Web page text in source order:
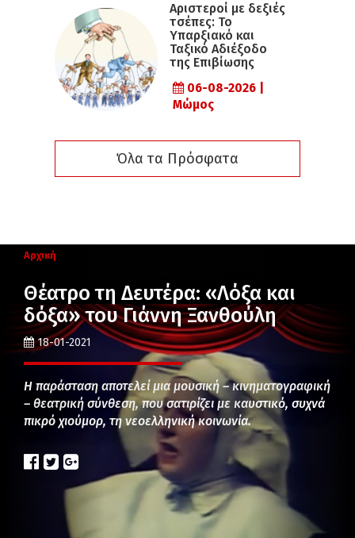
Αριστεροί με δεξιές
τσέπες: Το
Υπαρξιακό και
Ταξικό Αδιέξοδο
της Επιβίωσης
06-08-2026 |
Μώμος
Όλα τα Πρόσφατα
Αρχική
Θέατρο τη Δευτέρα: «Λόξα και
δόξα» του Γιάννη Ξανθούλη
18-01-2021
Η παράσταση αποτελεί μια μουσική – κινηματογραφική
– θεατρική σύνθεση, που σατιρίζει με καυστικό, συχνά
πικρό χιούμορ, τη νεοελληνική κοινωνία.